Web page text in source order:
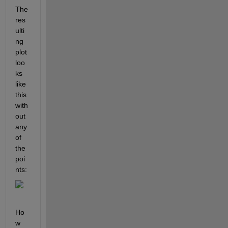
The
res
ulti
ng
plot
loo
ks
like
this
with
out
any
of
the
poi
Ho
w